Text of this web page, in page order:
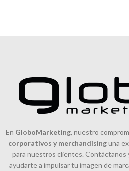
En GloboMarketing, nuestro
corporativos y merchandisinguna
para nuestros clientes. Contáctanos
ayudarte a impulsar tu imagen de